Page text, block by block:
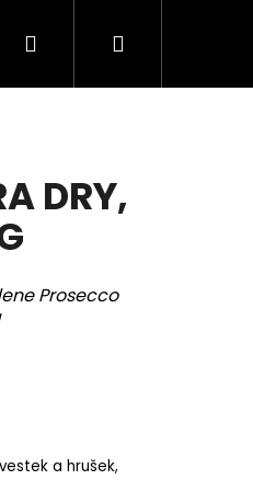
V PROSEKÁRNĚ
PřihlášeníNákupní
DRY,
Prosecco
a hrušek,